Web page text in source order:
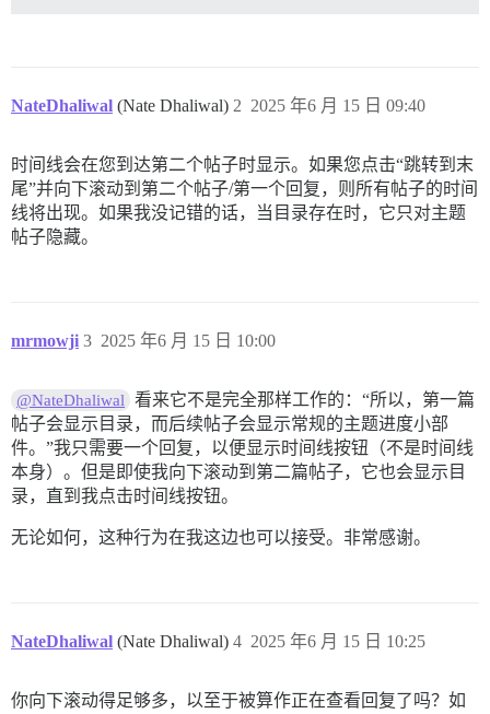
NateDhaliwal (Nate Dhaliwal) 2025 年6 月 15 日 09:40
2
时间线会在您到达第二个帖子时显示。如果您点击“跳转到末
尾”并向下滚动到第二个帖子/第一个回复，则所有帖子的时间
线将出现。如果我没记错的话，当目录存在时，它只对主题
帖子隐藏。
mrmowji 2025 年6 月 15 日 10:00
3
@NateDhaliwal 看来它不是完全那样工作的：“所以，第一篇
帖子会显示目录，而后续帖子会显示常规的主题进度小部
件。”我只需要一个回复，以便显示时间线按钮（不是时间线
本身）。但是即使我向下滚动到第二篇帖子，它也会显示目
录，直到我点击时间线按钮。
无论如何，这种行为在我这边也可以接受。非常感谢。
NateDhaliwal (Nate Dhaliwal) 2025 年6 月 15 日 10:25
4
你向下滚动得足够多，以至于被算作正在查看回复了吗？如